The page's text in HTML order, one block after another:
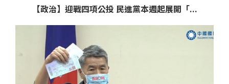
【政治】迎戰四項公投 民進黨本週起展開「...